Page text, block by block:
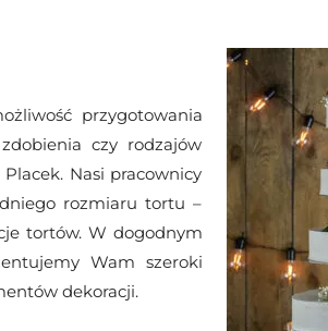
przygotowania
czy rodzajów
Nasi pracownicy
rozmiaru tortu –
tortów. W dogodnym
Wam szeroki
dekoracji.